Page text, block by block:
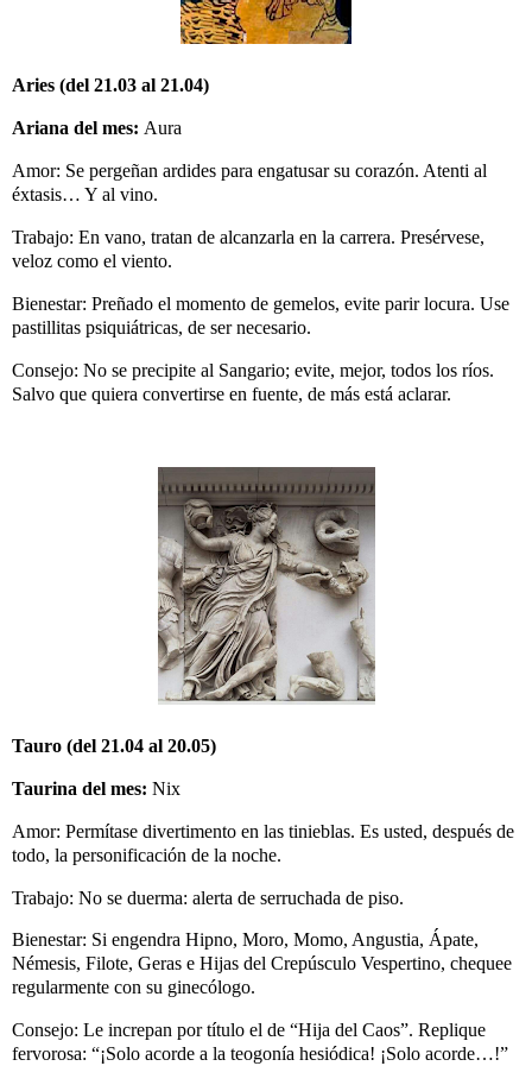
Aries (del 21.03 al 21.04)
Ariana del mes: Aura
Amor: Se pergeñan ardides para engatusar su corazón. Atenti al
éxtasis… Y al vino.
Trabajo: En vano, tratan de alcanzarla en la carrera. Presérvese,
veloz como el viento.
Bienestar: Preñado el momento de gemelos, evite parir locura. Use
pastillitas psiquiátricas, de ser necesario.
Consejo: No se precipite al Sangario; evite, mejor, todos los ríos.
Salvo que quiera convertirse en fuente, de más está aclarar.
Tauro (del 21.04 al 20.05)
Taurina del mes: Nix
Amor: Permítase divertimento en las tinieblas. Es usted, después de
todo, la personificación de la noche.
Trabajo: No se duerma: alerta de serruchada de piso.
Bienestar: Si engendra Hipno, Moro, Momo, Angustia, Ápate,
Némesis, Filote, Geras e Hijas del Crepúsculo Vespertino, chequee
regularmente con su ginecólogo.
Consejo: Le increpan por título el de “Hija del Caos”. Replique
fervorosa: “¡Solo acorde a la teogonía hesiódica! ¡Solo acorde…!”